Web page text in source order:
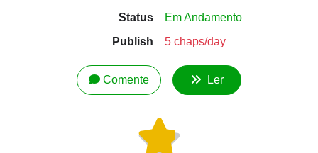
Status
Em Andamento
Publish
5 chaps/day
Comente Ler